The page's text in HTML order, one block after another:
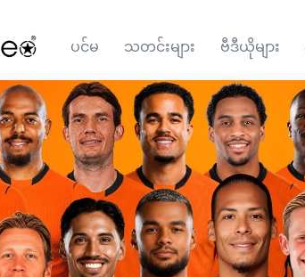
ပင်မ သတင်းများ ဗီဒီယိုများ